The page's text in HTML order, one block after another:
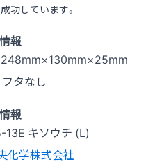
功しています。
報
タなし
報
13E キソウチ (L)
化学株式会社